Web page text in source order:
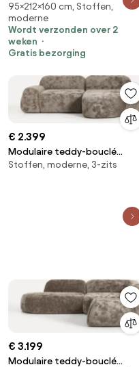
Aanwezig, Aanwezig,
212x160x95cm, 100 kg, Poten:
Kunststof
95×212×160 cm, Stoffen,
moderne
Wordt verzonden over 2
weken
Gratis bezorging
€ 2.399
Modulaire teddy-bouclé
hoekbank Wolke (3-zits)
Stoffen, moderne, 3-zits
€ 3.199
Modulaire teddy-bouclé